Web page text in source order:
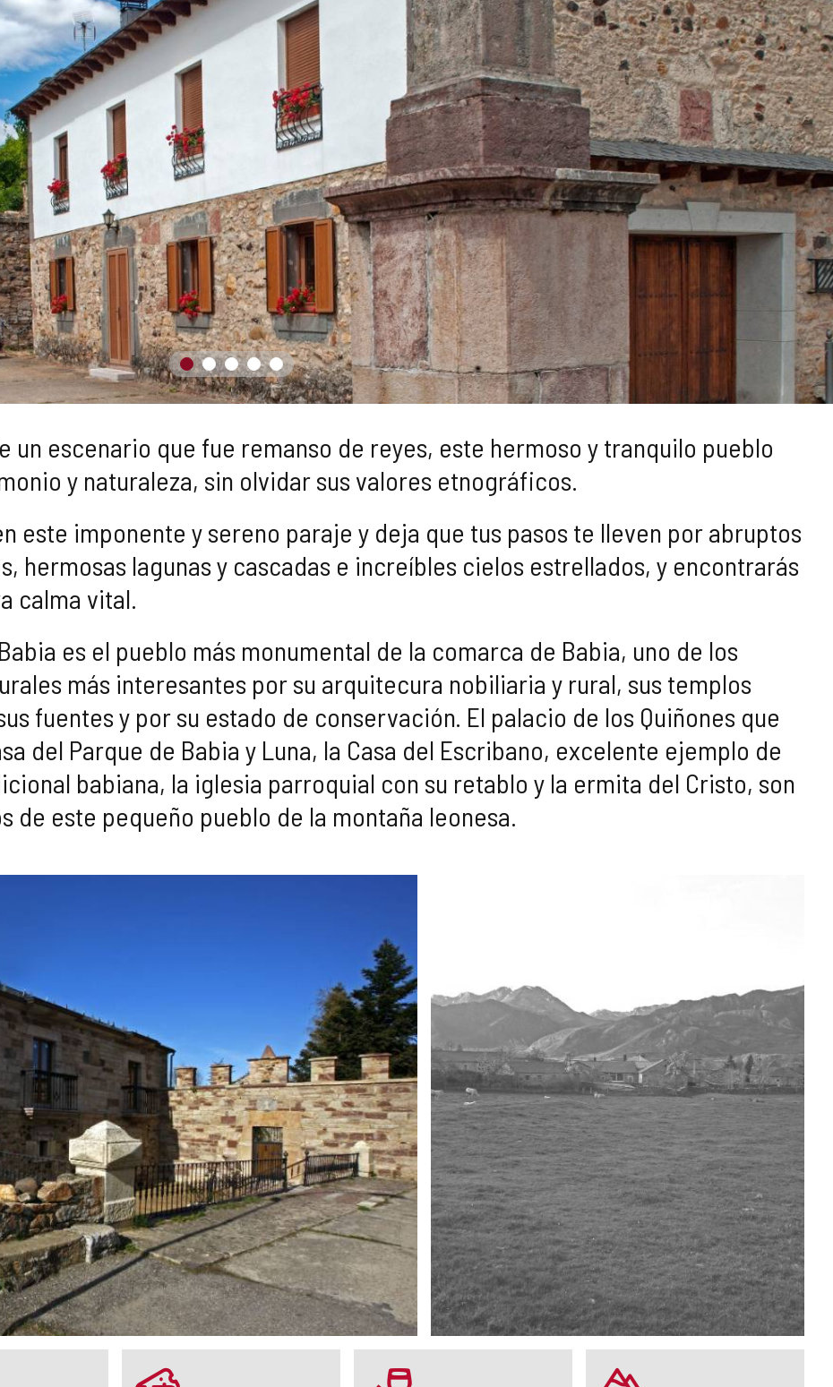
un escenario que fue remanso de reyes, este hermoso y tranquilo pueblo
y naturaleza, sin olvidar sus valores etnográficos.
este imponente y sereno paraje y deja que tus pasos te lleven por abruptos
hermosas lagunas y cascadas e increíbles cielos estrellados, y encontrarás
calma vital.
es el pueblo más monumental de la comarca de Babia, uno de los
más interesantes por su arquitecura nobiliaria y rural, sus templos
fuentes y por su estado de conservación. El palacio de los Quiñones que
del Parque de Babia y Luna, la Casa del Escribano, excelente ejemplo de
babiana, la iglesia parroquial con su retablo y la ermita del Cristo, son
de este pequeño pueblo de la montaña leonesa.